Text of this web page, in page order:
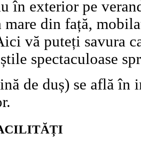
în exterior pe
mare din față,
vă puteți savura
spectaculoase
de duș) se află în